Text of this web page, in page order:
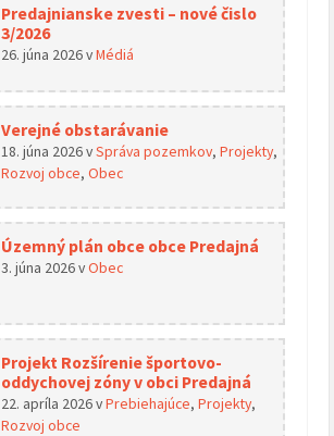
Predajnianske zvesti – nové čislo
3/2026
26. júna 2026vMédiá
Verejné obstarávanie
18. júna 2026vSpráva pozemkov, Projekty,
Rozvoj obce, Obec
Územný plán obce obce Predajná
3. júna 2026vObec
Projekt Rozšírenie športovo-
oddychovej zóny v obci Predajná
22. apríla 2026vPrebiehajúce, Projekty,
Rozvoj obce